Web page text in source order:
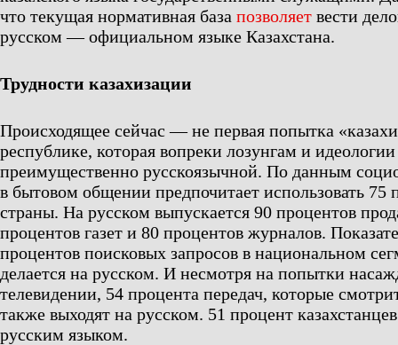
что текущая нормативная база позволяет вести
русском — официальном языке Казахстана.
Трудности казахизации
Происходящее сейчас — не первая попытка
республике, которая вопреки лозунгам и идеологии
преимущественно русскоязычной. По данным
в бытовом общении предпочитает использовать 75
страны. На русском выпускается 90 процентов
процентов газет и 80 процентов журналов.
процентов поисковых запросов в национальном
делается на русском. И несмотря на попытки
телевидении, 54 процента передач, которые
также выходят на русском. 51 процент
русским языком.